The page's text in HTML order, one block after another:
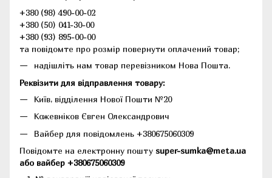
+380 (98) 490-00-02
+380 (50) 041-30-00
+380 (93) 895-00-00
та повідомте про розмір повернути оплачений товар;
надішліть нам товар перевізником Нова Пошта.
Реквізити для відправлення товару:
Київ, відділення Нової Пошти №20
Кожевніков Євген Олександрович
Вайбер для повідомлень +380675060309
Повідомте на електронну пошту super-sumka@meta.ua
або вайбер +380675060309